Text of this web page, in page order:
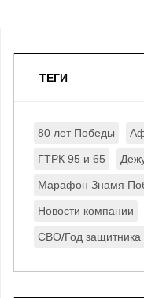
ТЕГИ
80 лет Победы
ГТРК 95 и 65
Марафон Знамя
Новости компании
СВО/Год защитника